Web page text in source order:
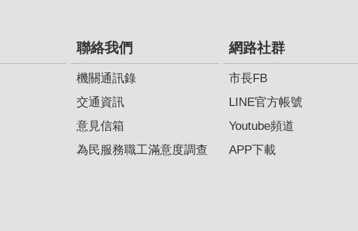
聯絡我們
機關通訊錄
交通資訊
意見信箱
為民服務職工滿意度調查
網路社群
市長FB
LINE官方帳號
Youtube頻道
APP下載